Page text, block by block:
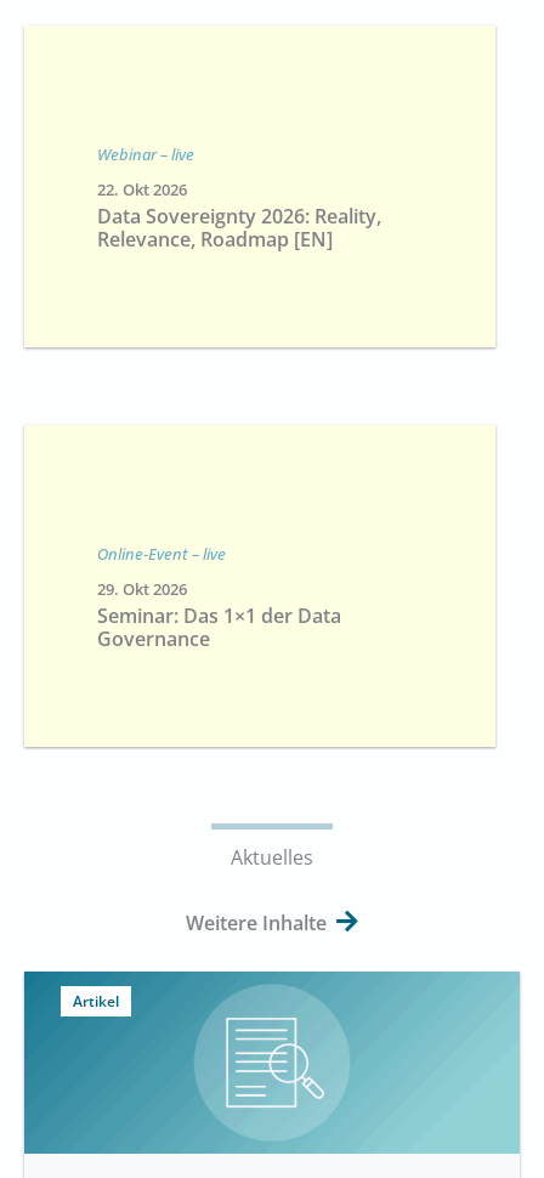
Webinar – live
22. Okt 2026
Data Sovereignty 2026: Reality,
Relevance, Roadmap [EN]
Online-Event – live
29. Okt 2026
Seminar: Das 1×1 der Data
Governance
Aktuelles
Weitere Inhalte
Artikel